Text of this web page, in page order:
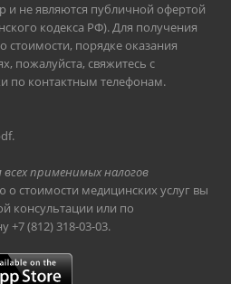
не являются публичной офертой
кодекса РФ). Для получения
порядке оказания
пожалуйста, свяжитесь с
по контактным телефонам.
.
применимых налогов
стоимости медицинских услуг вы
консультации или по
+7 (812) 318-03-03.